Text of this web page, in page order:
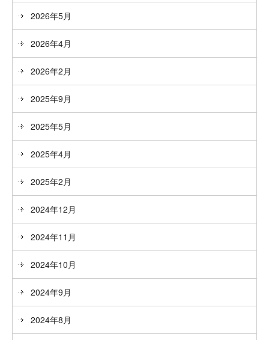
2026年5月
2026年4月
2026年2月
2025年9月
2025年5月
2025年4月
2025年2月
2024年12月
2024年11月
2024年10月
2024年9月
2024年8月